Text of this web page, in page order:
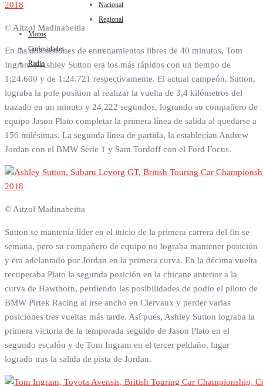
Nacional
Regional
Motos
Curiosidades
Radio
© Aitzol Madinabeitia
En las dos sesiones de entrenamientos libres de 40 minutos, Tom
Ingram y Ashley Sutton era los más rápidos con un tiempo de
1:24.600 y de 1:24.721 respectivamente. El actual campeón, Sutton,
lograba la pole position al realizar la vuelta de 3,4 kilómetros del
trazado en un minuto y 24,222 segundos, logrando su compañero de
equipo Jason Plato completar la primera línea de salida al quedarse a
156 milésimas. La segunda línea de partida, la establecían Andrew
Jordan con el BMW Serie 1 y Sam Tordoff con el Ford Focus.
© Aitzol Madinabeitia
Sutton se mantenía líder en el inicio de la primera carrera del fin se
semana, pero su compañero de equipo no lograba mantener posición
y era adelantado por Jordan en la primera curva. En la décima vuelta
recuperaba Plato la segunda posición en la chicane anterior a la
curva de Hawthorn, perdiendo las posibilidades de podio el piloto de
BMW Pirtek Racing al irse ancho en Clervaux y perder varias
posiciones tres vueltas más tarde. Así pues, Ashley Sutton lograba la
primera victoria de la temporada seguido de Jason Plato en el
segundo escalón y de Tom Ingram en el tercer peldaño, lugar
logrado tras la salida de pista de Jordan.